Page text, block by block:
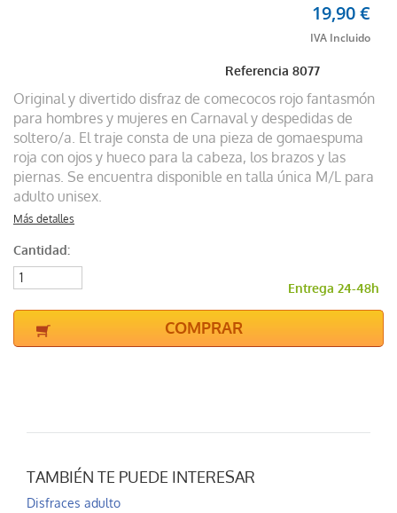
Referencia8077
19,90 €
Original y divertido disfraz de comecocos rojo fantasmón
para hombres y mujeres en Carnaval y despedidas de
soltero/a. El traje consta de una pieza de gomaespuma
roja con ojos y hueco para la cabeza, los brazos y las
piernas. Se encuentra disponible en talla única M/L para
adulto unisex.
Más detalles
Cantidad:
Entrega 24-48h
COMPRAR
TAMBIÉN TE PUEDE INTERESAR
Disfraces adulto